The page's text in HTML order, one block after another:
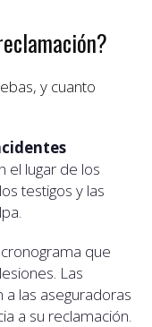
y cuanto
el lugar de los
testigos y las
que
Las
las aseguradoras
a su reclamación.